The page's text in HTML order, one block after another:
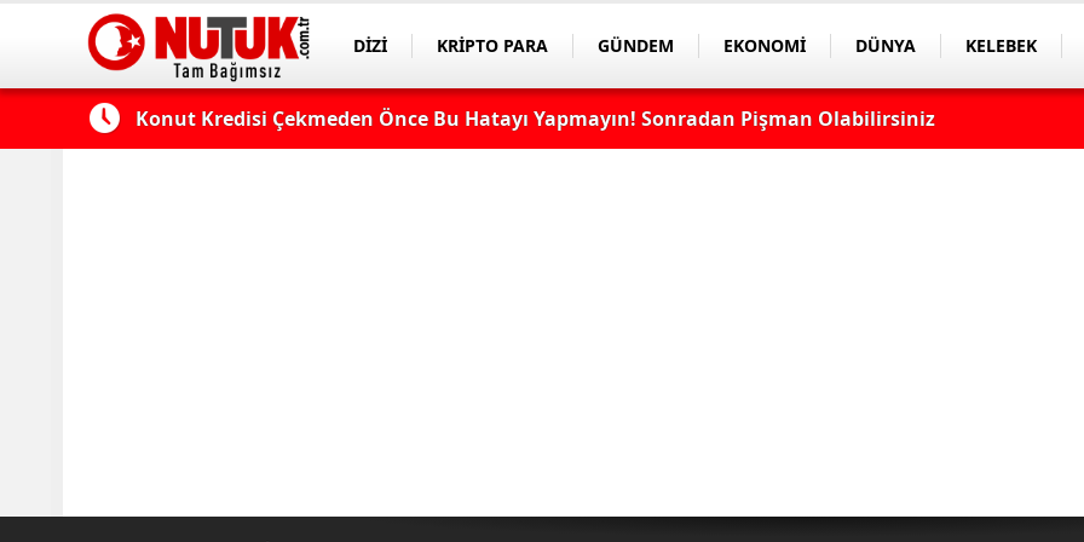
DİZİ KRİPTO PARA GÜNDEM EKONOMİ DÜNYA KELEBEK
Edilmeli? Konut Kredisi Çekmeden Önce Bu Hatayı Yapmayın! Sonradan Pişman Olabilirsiniz